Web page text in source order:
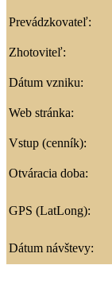
Prevádzkovateľ:
Zhotoviteľ:
Dátum vzniku:
Web stránka:
Vstup (cenník):
Otváracia doba:
GPS (LatLong):
Dátum návštevy: